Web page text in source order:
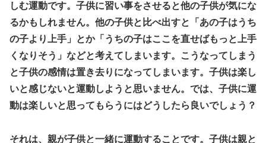
しむ運動です。 子供に習い事をさせると他の子供が気にな
るかもしれません。他の子供と比べ出すと「あの子はうち
の子より上手」とか「うちの子はここを直せばもっと上手
くなりそう」などと考えてしまいます。こうなってしまう
と子供の感情は置き去りになってしまいます。子供は楽し
いと感じないと運動しようと思いません。では、子供に運
動は楽しいと思ってもらうにはどうしたら良いでしょう？
それは、親が子供と一緒に運動することです。子供は親と